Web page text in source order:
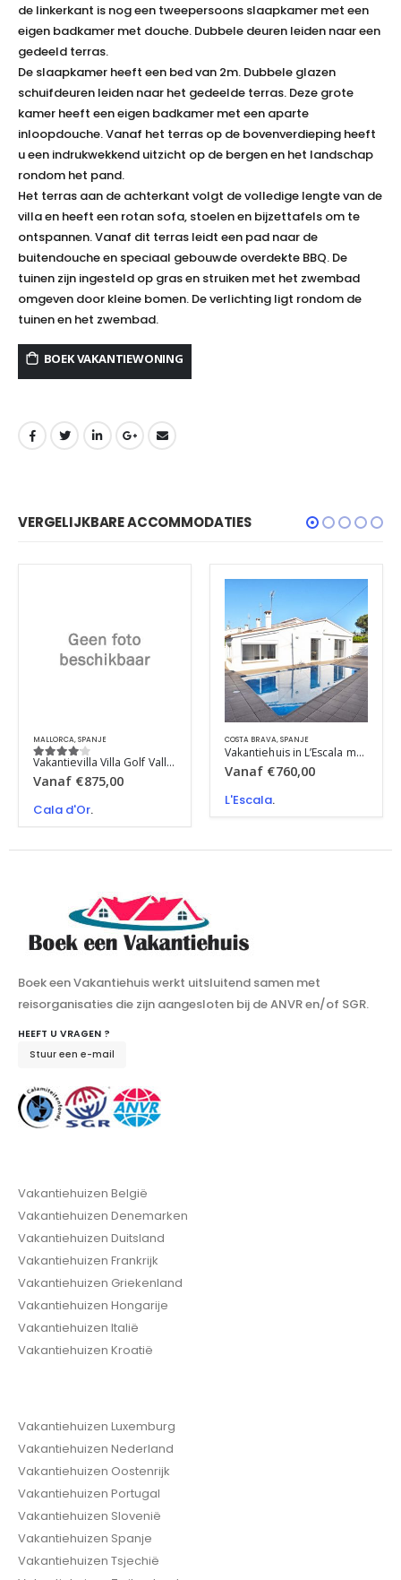
de linkerkant is nog een tweepersoons slaapkamer met een
eigen badkamer met douche. Dubbele deuren leiden naar een
gedeeld terras.
De slaapkamer heeft een bed van 2m. Dubbele glazen
schuifdeuren leiden naar het gedeelde terras. Deze grote
kamer heeft een eigen badkamer met een aparte
inloopdouche. Vanaf het terras op de bovenverdieping heeft
u een indrukwekkend uitzicht op de bergen en het landschap
rondom het pand.
Het terras aan de achterkant volgt de volledige lengte van de
villa en heeft een rotan sofa, stoelen en bijzettafels om te
ontspannen. Vanaf dit terras leidt een pad naar de
buitendouche en speciaal gebouwde overdekte BBQ. De
tuinen zijn ingesteld op gras en struiken met het zwembad
omgeven door kleine bomen. De verlichting ligt rondom de
tuinen en het zwembad.
BOEK VAKANTIEWONING
VERGELIJKBARE ACCOMMODATIES
MALLORCA,SPANJE
4out of 5 Vakantievilla Villa Golf Vall d Or
Vanaf €875,00
Cala d'Or.
COSTA BRAVA,SPANJE
Vakantiehuis in L’Escala met zwembad, in Costa Brava.
Vanaf €760,00
L'Escala.
Boek een Vakantiehuis werkt uitsluitend samen met
reisorganisaties die zijn aangesloten bij de ANVR en/of SGR.
HEEFT U VRAGEN ?
Stuur een e-mail
Vakantiehuizen België
Vakantiehuizen Denemarken
Vakantiehuizen Duitsland
Vakantiehuizen Frankrijk
Vakantiehuizen Griekenland
Vakantiehuizen Hongarije
Vakantiehuizen Italië
Vakantiehuizen Kroatië
Vakantiehuizen Luxemburg
Vakantiehuizen Nederland
Vakantiehuizen Oostenrijk
Vakantiehuizen Portugal
Vakantiehuizen Slovenië
Vakantiehuizen Spanje
Vakantiehuizen Tsjechië